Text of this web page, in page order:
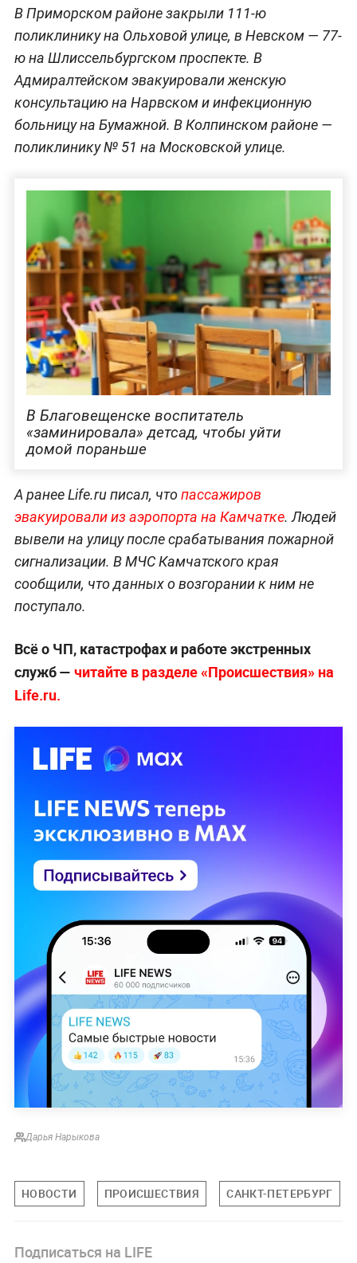
В Приморском районе закрыли 111-ю
поликлинику на Ольховой улице, в Невском — 77-
ю на Шлиссельбургском проспекте. В
Адмиралтейском эвакуировали женскую
консультацию на Нарвском и инфекционную
больницу на Бумажной. В Колпинском районе —
поликлинику № 51 на Московской улице.
В Благовещенске воспитатель
«заминировала» детсад, чтобы уйти
домой пораньше
А ранее Life.ru писал, чтопассажиров
эвакуировали из аэропорта на Камчатке. Людей
вывели на улицу после срабатывания пожарной
сигнализации. В МЧС Камчатского края
сообщили, что данных о возгорании к ним не
поступало.
Всё о ЧП, катастрофах и работе экстренных
служб — читайте в разделе «Происшествия» на
Life.ru.
Дарья Нарыкова
НОВОСТИ ПРОИСШЕСТВИЯ САНКТ-ПЕТЕРБУРГ
Подписаться на LIFE